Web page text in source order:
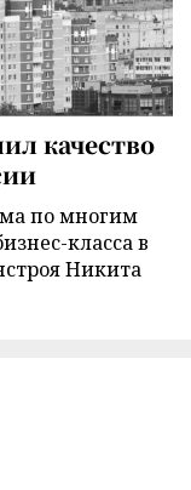
качество
по многим
класса в
Никита